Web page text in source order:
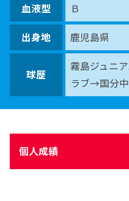
血液型 Ｂ
出身地 鹿児島県
球歴
霧島ジュニ
ラブ→国分
個人成績